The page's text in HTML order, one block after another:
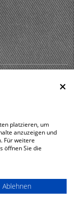
platzieren, um
anzuzeigen und
Für weitere
öffnen Sie die
Ablehnen